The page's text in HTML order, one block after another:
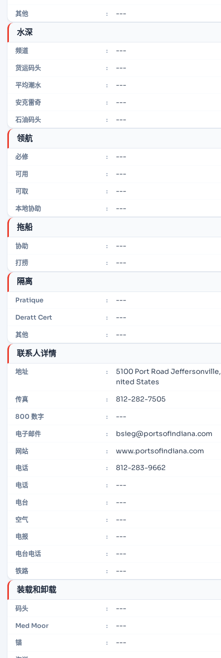
其他 : ---
水深
频道 : ---
货运码头 : ---
平均潮水 : ---
安克雷奇 : ---
石油码头 : ---
领航
必修 : ---
可用 : ---
可取 : ---
本地协助 : ---
拖船
协助 : ---
打捞 : ---
隔离
Pratique : ---
Deratt Cert : ---
其他 : ---
联系人详情
地址 :
5100 Port Road Jeffersonville,
nited States
传真 : 812-282-7505
800 数字 : ---
电子邮件 : bsieg@portsofindiana.com
网站 : www.portsofindiana.com
电话 : 812-283-9662
电话 : ---
电台 : ---
空气 : ---
电报 : ---
电台电话 : ---
铁路 : ---
装载和卸载
码头 : ---
Med Moor : ---
锚 : ---